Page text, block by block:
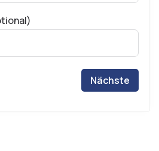
Nächste